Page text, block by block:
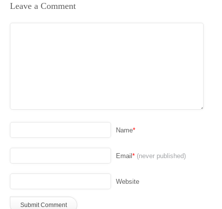
Leave a Comment
Name*
Email * (never published)
Website